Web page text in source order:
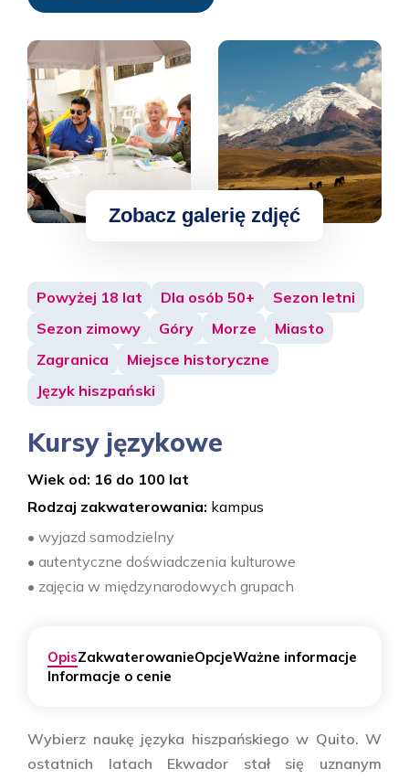
Powyżej 18 lat Dla osób 50+
Sezon letni
Sezon zimowy
Góry Morze
Miasto
Zagranica
Miejsce historyczne
Język hiszpański
Kursy językowe
Wiek od: 16 do 100 lat
Rodzaj zakwaterowania: kampus
• wyjazd samodzielny
• autentyczne doświadczenia kulturowe
• zajęcia w międzynarodowych grupach
OpisZakwaterowanieOpcjeWażne informacje
Informacje o cenie
Wybierz naukę języka hiszpańskiego w Quito. W
ostatnich latach Ekwador stał się uznanym